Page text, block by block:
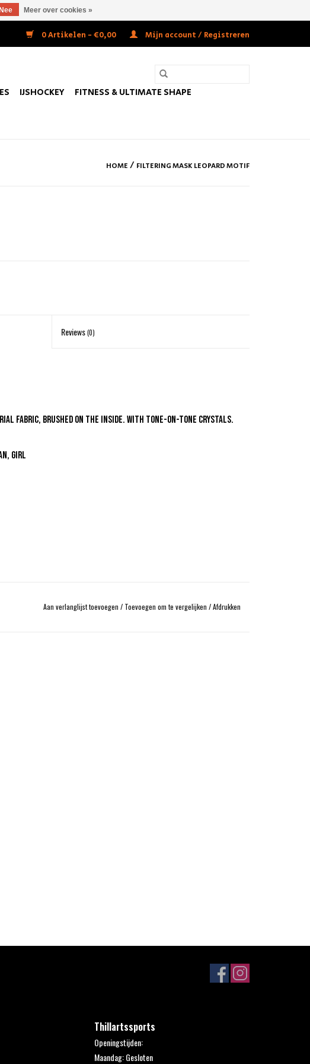
0 Artikelen - €0,00 Mijn account / Registreren
IJSHOCKEY
FITNESS & ULTIMATE SHAPE
HOME / FILTERING MASK LEOPARD MOTIF
Reviews(0)
fabric, brushed on the inside. With tone-on-tone crystals.
girl
Aan verlanglijst toevoegen / Toevoegen om te vergelijken /Afdrukken
Thillartssports
Openingstijden:
Maandag: Gesloten
Nee Meer over cookies »